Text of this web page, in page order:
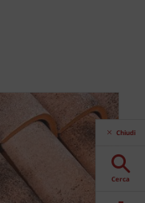
Chiudi
Cerca